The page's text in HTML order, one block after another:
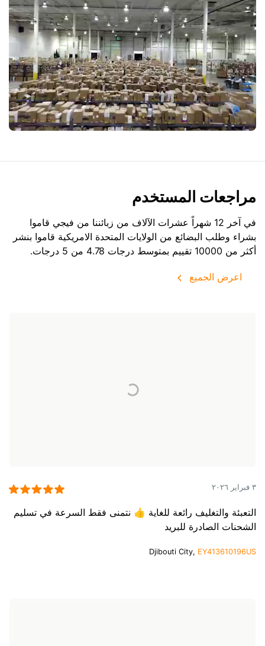
مراجعات المستخدم
في آخر 12 شهراً عشرات الآلاف من زبائننا من فيجي قاموا
بشراء وطلب البضائع من الولايات المتحدة الامريكية قاموا بنشر
أكثر من 10000 تقييم بمتوسط درجات 4.78 من 5 درجات.
اعرض الجميع
٣ فبراير ٢٠٢٦
التعبئة والتغليف رائعة للغاية 👍 نتمنى فقط السرعة في تسليم
الشحنات الصادرة للبريد
Djibouti City, EY413610196US